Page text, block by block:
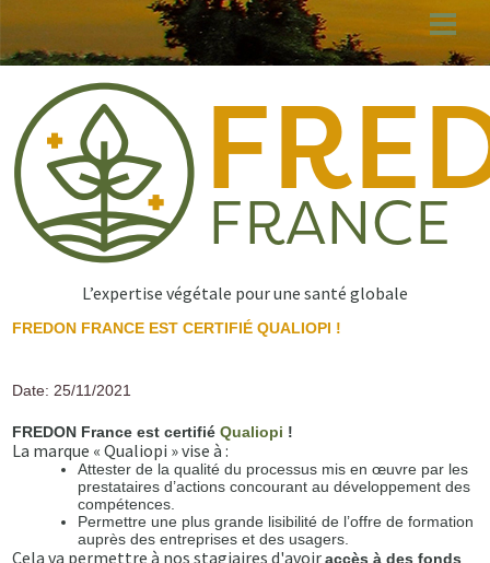
au
principal
L’expertise végétale pour une santé globale
FREDON FRANCE EST CERTIFIÉ QUALIOPI !
Date: 25/11/2021
FREDON France est certifiéQualiopi !
La marque « Qualiopi » vise à :
Attester de la qualité du processus mis en œuvre par les
prestataires d’actions concourant au développement des
compétences.
Permettre une plus grande lisibilité de l’offre de formation
auprès des entreprises et des usagers.
Cela va permettre à nos stagiaires d'avoiraccès à des fonds